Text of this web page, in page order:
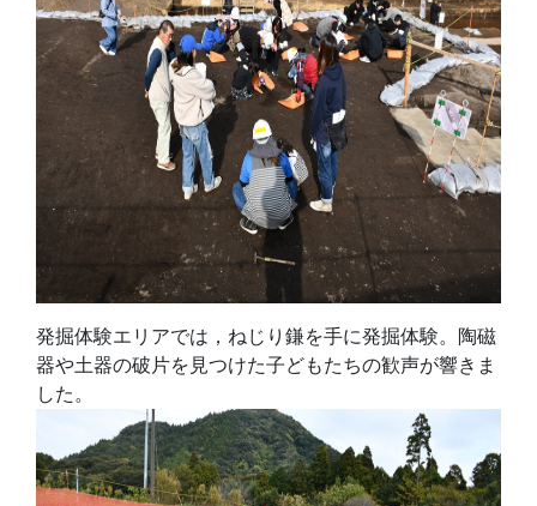
発掘体験エリアでは，ねじり鎌を手に発掘体験。陶磁
器や土器の破片を見つけた子どもたちの歓声が響きま
した。